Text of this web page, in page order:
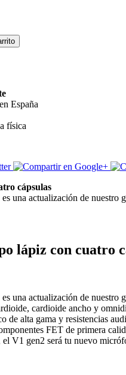
España
física
cápsulas
es una actualización de
lápiz con cuatro
es una actualización de
cardioide ancho y
alta gama y resistencias
FET de primera
V1 gen2 será tu nuevo